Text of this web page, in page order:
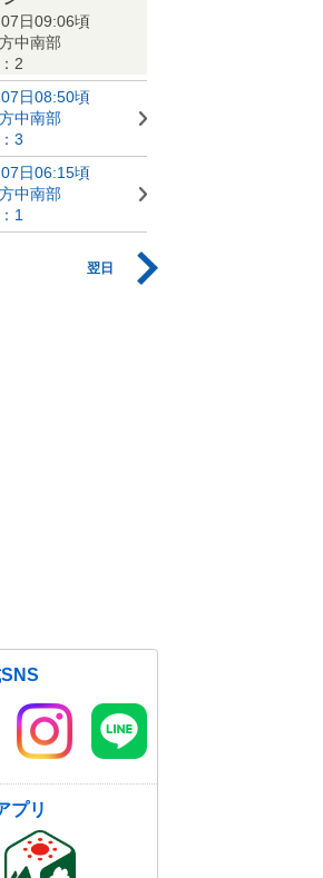
日09:06頃
中南部
2
日08:50頃
中南部
3
日06:15頃
中南部
1
翌日
プリ